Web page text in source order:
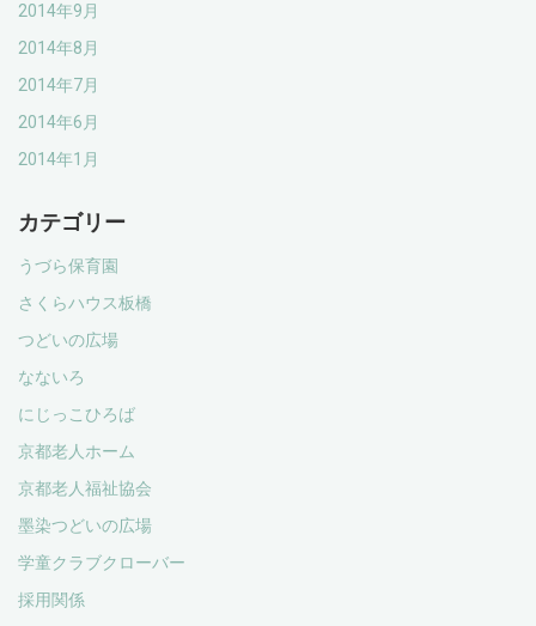
2014年9月
2014年8月
2014年7月
2014年6月
2014年1月
カテゴリー
うづら保育園
さくらハウス板橋
つどいの広場
なないろ
にじっこひろば
京都老人ホーム
京都老人福祉協会
墨染つどいの広場
学童クラブクローバー
採用関係